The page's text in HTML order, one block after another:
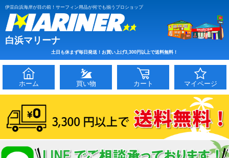
伊豆白浜海岸が目の前！サーフィン用品が何でも揃うプロショップ
白浜マリーナ
土日も休まず毎日発送！お買い上げ3,300円以上で送料無料！
ホーム 買い物 カート マイページ